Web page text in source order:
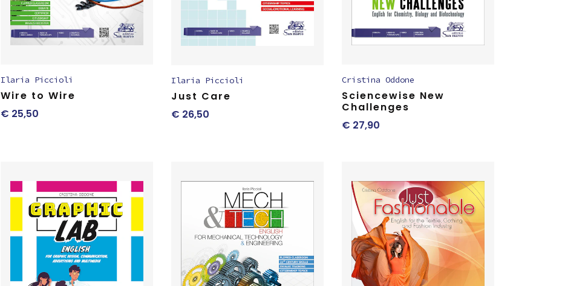
Ilaria Piccioli
Wire to Wire
€ 25,50
Ilaria Piccioli
Just Care
€ 26,50
Cristina Oddone
Sciencewise New
Challenges
€ 27,90